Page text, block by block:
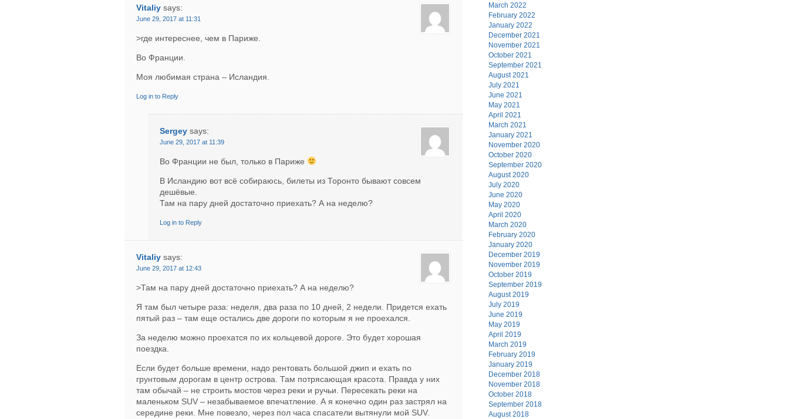
Vitaliy says:
June 29, 2017 at 11:31
>где интереснее, чем в Париже.
Во Франции.
Моя любимая страна – Исландия.
Log in to Reply
Sergey says:
June 29, 2017 at 11:39
Во Франции не был, только в Париже
В Исландию вот всё собираюсь, билеты из Торонто бывают совсем
дешёвые.
Там на пару дней достаточно приехать? А на неделю?
Log in to Reply
Vitaliy says:
June 29, 2017 at 12:43
>Там на пару дней достаточно приехать? А на неделю?
Я там был четыре раза: неделя, два раза по 10 дней, 2 недели. Придется ехать
пятый раз – там еще остались две дороги по которым я не проехался.
За неделю можно проехатся по их кольцевой дороге. Это будет хорошая
поездка.
Если будет больше времени, надо рентовать большой джип и ехать по
грунтовым дорогам в центр острова. Там потрясающая красота. Правда у них
там обычай – не строить мостов через реки и ручьи. Пересекать реки на
маленьком SUV – незабываемое впечатление. А я конечно один раз застрял на
середине реки. Мне повезло, через пол часа спасатели вытянули мой SUV.
March 2022
February 2022
January 2022
December 2021
November 2021
October 2021
September 2021
August 2021
July 2021
June 2021
May 2021
April 2021
March 2021
January 2021
November 2020
October 2020
September 2020
August 2020
July 2020
June 2020
May 2020
April 2020
March 2020
February 2020
January 2020
December 2019
November 2019
October 2019
September 2019
August 2019
July 2019
June 2019
May 2019
April 2019
March 2019
February 2019
January 2019
December 2018
November 2018
October 2018
September 2018
August 2018